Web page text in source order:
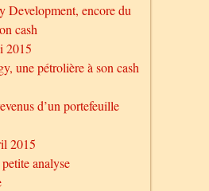
Development, encore du
cash
2015
une pétrolière à son cash
d’un portefeuille
2015
analyse